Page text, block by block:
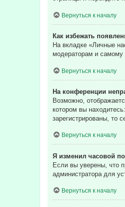
Вернуться к началу
Как избежать
На вкладке «Личные
модераторам и
Вернуться к началу
На конференции
Возможно,
котором вы
зарегистрированы, то
Вернуться к началу
Я изменил часовой
Если вы уверены, что
администратора для
Вернуться к началу